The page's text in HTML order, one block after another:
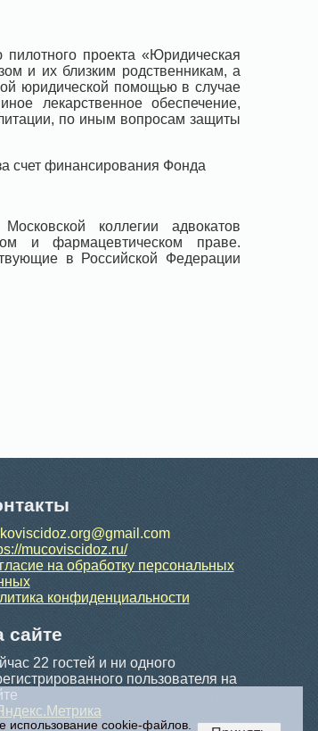
проекта «Юридическая
и их близким родственникам, а
юридической помощью в случае
лекарственное обеспечение,
по иным вопросам защиты
счет финансирования Фонда
коллегии адвокатов
и фармацевтическом праве.
в Российской Федерации
mucoviscidoz.ru/
на обработку персональных
конфиденциальности
сайте
22 гостей и ни одного
пользователя на
использование cookie-файлов.